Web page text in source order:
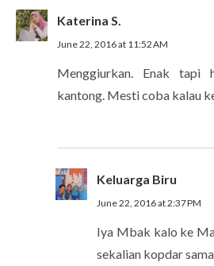
Katerina S.
June 22, 2016 at 11:52 AM
Menggiurkan. Enak tapi
kantong. Mesti coba kalau
Keluarga Biru
June 22, 2016 at 2:37 PM
Iya Mbak kalo ke
sekalian kopdar